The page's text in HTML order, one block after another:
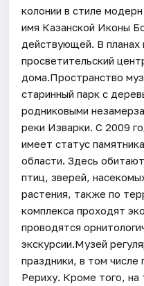
колонии в стиле
имя Казанской Иконы
действующей. В планах
просветительский
дома.Пространство
старинный парк с
родниковыми
реки Изварки. С 2009
имеет статус
области. Здесь
птиц, зверей,
растения, также по
комплекса проходят
проводятся
экскурсии.Музей
праздники, в том
Рериху. Кроме того, на